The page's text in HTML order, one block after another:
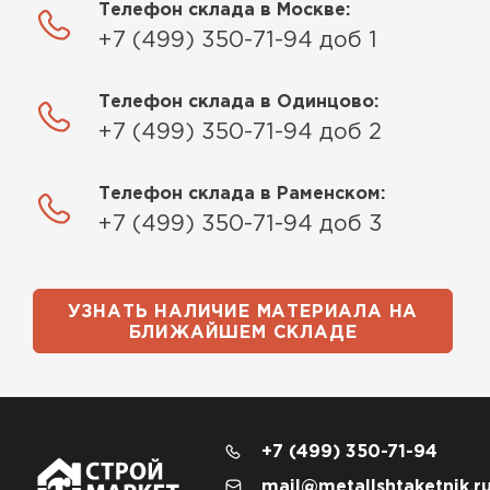
Телефон склада в Москве:
+7 (499) 350-71-94 доб 1
Телефон склада в Одинцово:
+7 (499) 350-71-94 доб 2
Телефон склада в Раменском:
+7 (499) 350-71-94 доб 3
УЗНАТЬ НАЛИЧИЕ МАТЕРИАЛА НА
БЛИЖАЙШЕМ СКЛАДЕ
+7 (499) 350-71-94
mail@metallshtaketnik.ru